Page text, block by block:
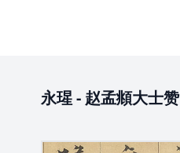
永瑆- 赵孟頫大士赞